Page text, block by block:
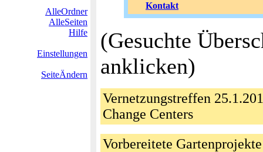
AlleOrdner
AlleSeiten
Hilfe
Einstellungen
SeiteÄndern
Kontakt
(Gesuchte
anklicken)
Vernetzungstreffen
Change Centers
Vorbereitete